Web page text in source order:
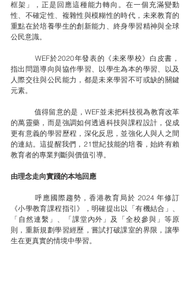
框架」，正是回應這種能力轉向。在一個充滿變動
性、不確定性、複雜性與模糊性的時代，未來教育的
重點在於培養學生的創新能力、終身學習精神與全球
公民意識。
指出問題導向與協作學習、以學生為本的學習、以及
人際交往與公民能力，都是未來學習不可或缺的關鍵
元素。
	值得留意的是，WEF並未把科技視為教育改革
的萬靈藥，而是強調如何透過科技與課程設計，促成
更有意義的學習歷程，深化反思，並強化人與人之間
的連結。這提醒我們，21世紀技能的培養，始終有賴
教育者的專業判斷與價值引導。
​由理念走向實踐的本地回應
《小學教育課程指引》，明確提出以「有機結合」、
「自然連繫」、「課堂內外」及「全校參與」等原
則，重新規劃學習經歷，嘗試打破課室的界限，讓學
生在更真實的情境中學習。